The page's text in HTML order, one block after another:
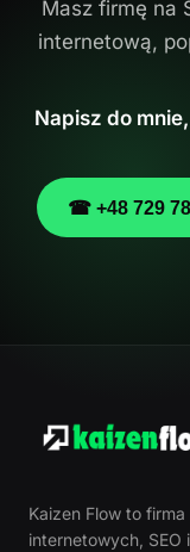
Masz firmę na
internetową,
Napisz do
☎ +48 729
Kaizen Flow to
internetowych, SEO